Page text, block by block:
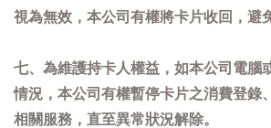
視為無效，本公司有權將卡片收回，避
七、為維護持卡人權益，如本公司電腦
情況，本公司有權暫停卡片之消費登錄
相關服務，直至異常狀況解除。